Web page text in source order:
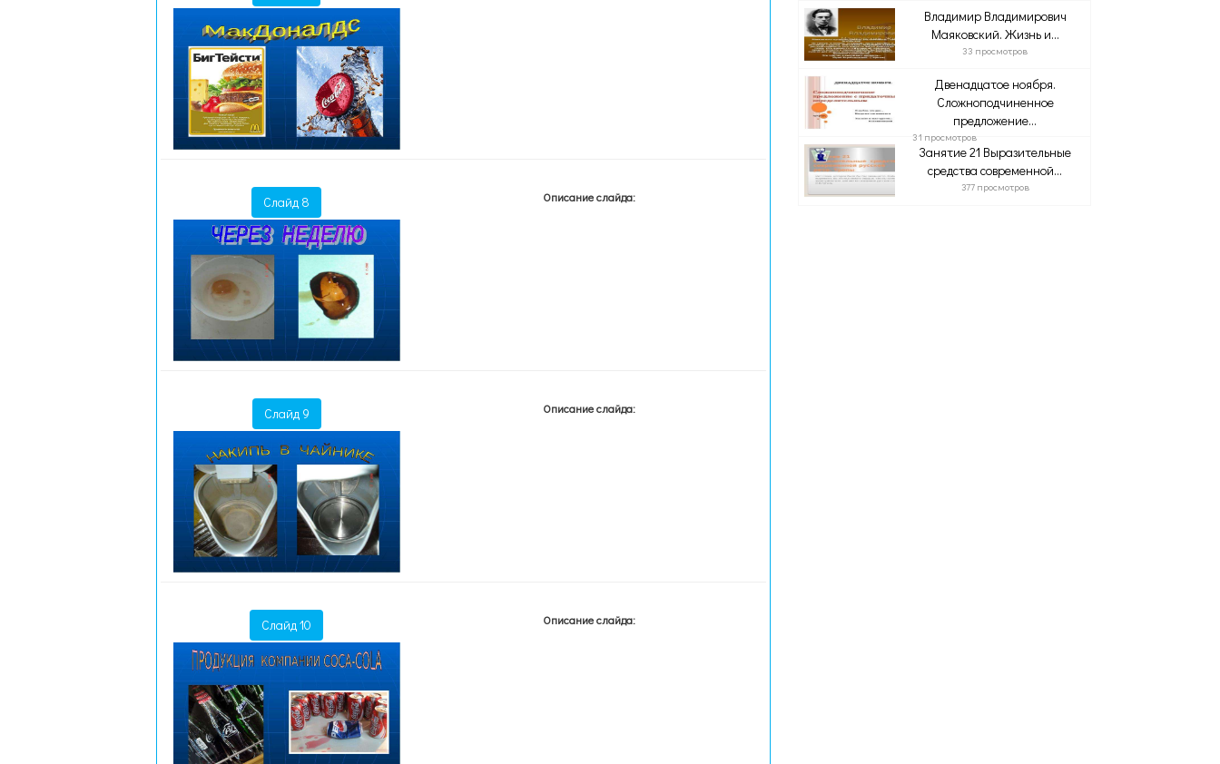
Слайд 8 Описание слайда:
Слайд 9 Описание слайда:
Слайд 10 Описание слайда:
Владимир Владимирович
Маяковский. Жизнь и...
33 просмотров
Двенадцатое ноября.
Сложноподчиненное
предложение...
31 просмотров
Занятие 21 Выразительные
средства современной...
377 просмотров